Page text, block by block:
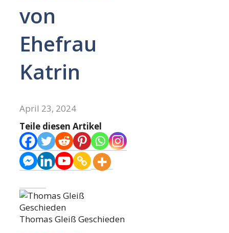
von
Ehefrau
Katrin
April 23, 2024
Teile diesen Artikel
Thomas Gleiß Geschieden